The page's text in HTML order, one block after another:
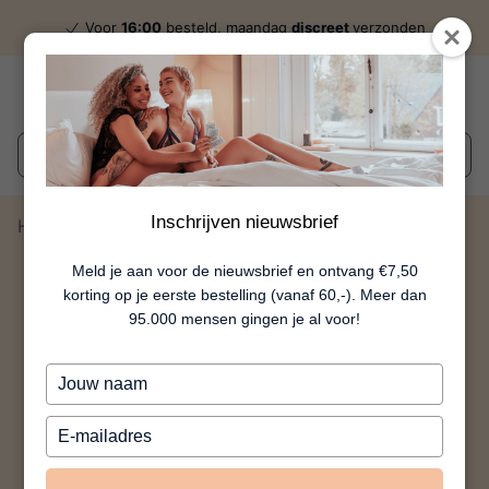
Inschrijven nieuwsbrief
Meld je aan voor de nieuwsbrief en ontvang €7,50
korting op je eerste bestelling (vanaf 60,-). Meer dan
95.000 mensen gingen je al voor!
Typ
je
naam
Typ
je
e-
Voor 16:00 besteld, maandag discreetverzonden
Wat zoek je?
Home Nightfall Beau